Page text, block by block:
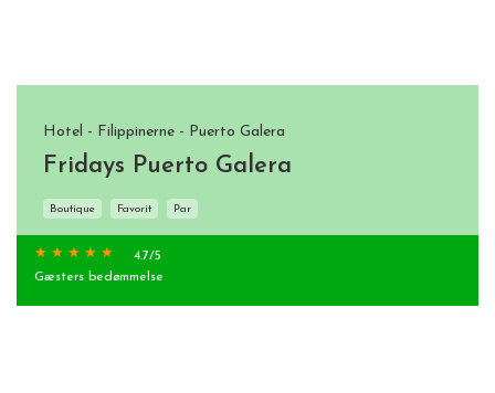
Hotel - Filippinerne - Puerto Galera
Fridays Puerto Galera
Boutique Favorit Par
4.7/5
Gæsters bedømmelse